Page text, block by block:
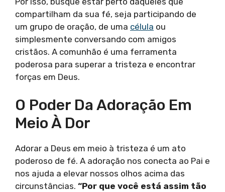
compartilham da sua fé, seja participando de
um grupo de oração, de uma célula ou
simplesmente conversando com amigos
cristãos. A comunhão é uma ferramenta
poderosa para superar a tristeza e encontrar
forças em Deus.
O Poder Da Adoração Em
Meio À Dor
Adorar a Deus em meio à tristeza é um ato
poderoso de fé. A adoração nos conecta ao Pai e
nos ajuda a elevar nossos olhos acima das
circunstâncias. “Por que você está assim tão